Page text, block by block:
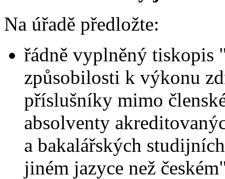
Na úřadě předložte:
řádně vyplněný tiskopis
způsobilosti k výkonu
příslušníky mimo
absolventy
a bakalářských
jiném jazyce než